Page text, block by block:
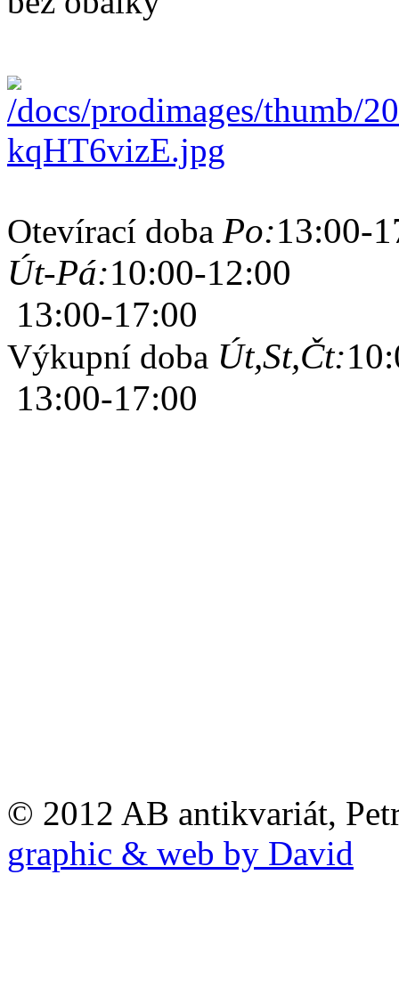
Otevírací doba Po:13:00-
Út-Pá:10:00-12:00
13:00-17:00
Výkupní doba Út,St,Čt:
13:00-17:00
© 2012 AB antikvariát,
graphic & web by David